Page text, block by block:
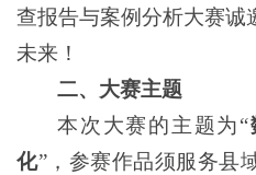
查报告与案例分析大赛诚
未来！
二、 大赛主题
本次大赛的主题为“
化”，参赛作品须服务县